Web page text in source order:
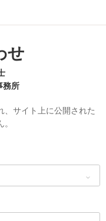
せ
務所
、サイト上に公開された